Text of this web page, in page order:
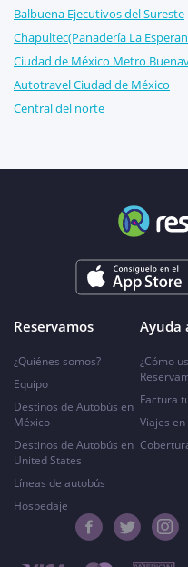
Balbuena Ejecutivos del Sureste
Chapultec(Panadería La
Ciudad de México Metro
Autotravel Ciudad de México
Central del norte
Reservamos
¿Quiénes somos?
Equipo
Destinos de Autobús en
México
Destinos de Autobús en
United States
Líneas de autobús
Hospedaje
Ayuda
¿Cómo
Factura
Viajes